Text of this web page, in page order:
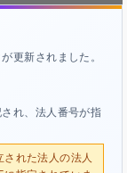
更新されました。
れ、法人番号が指
れた法人の法人